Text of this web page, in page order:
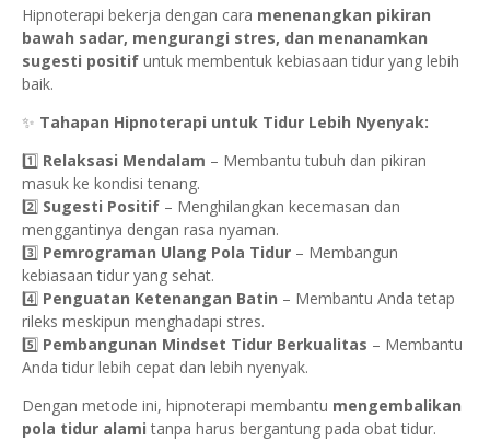
Hipnoterapi bekerja dengan cara menenangkan pikiran
bawah sadar, mengurangi stres, dan menanamkan
sugesti positif untuk membentuk kebiasaan tidur yang lebih
baik.
✨ Tahapan Hipnoterapi untuk Tidur Lebih Nyenyak:
1️⃣ Relaksasi Mendalam – Membantu tubuh dan pikiran
masuk ke kondisi tenang.
2️⃣ Sugesti Positif – Menghilangkan kecemasan dan
menggantinya dengan rasa nyaman.
3️⃣ Pemrograman Ulang Pola Tidur – Membangun
kebiasaan tidur yang sehat.
4️⃣ Penguatan Ketenangan Batin – Membantu Anda tetap
rileks meskipun menghadapi stres.
5️⃣ Pembangunan Mindset Tidur Berkualitas – Membantu
Anda tidur lebih cepat dan lebih nyenyak.
Dengan metode ini, hipnoterapi membantu mengembalikan
pola tidur alami tanpa harus bergantung pada obat tidur.